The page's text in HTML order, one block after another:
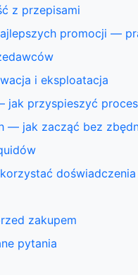
z przepisami
promocji —
i eksploatacja
jak przyspieszyć proces
— jak zacząć bez
doświadczenia
zakupem
pytania